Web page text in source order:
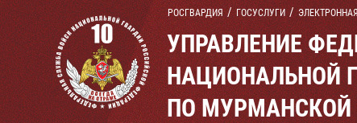
РОСГВАРДИЯ ГОСУСЛУГИ
УПРАВЛЕНИЕ
НАЦИОНАЛЬНОЙ
ПО МУРМАНСКОЙ